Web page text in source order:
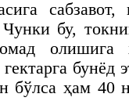
сабзавот,
бу,
бунёд
бўлса ҳам